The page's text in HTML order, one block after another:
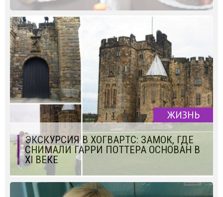
ЖИЗНЬ
ЭКСКУРСИЯ В ХОГВАРТС: ЗАМОК, ГДЕ
СНИМАЛИ ГАРРИ ПОТТЕРА ОСНОВАН В
XI ВЕКЕ